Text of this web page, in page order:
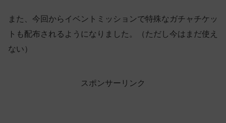
また、今回からイベントミッションで特殊なガチャチケッ
トも配布されるようになりました。（ただし今はまだ使え
ない）
スポンサーリンク